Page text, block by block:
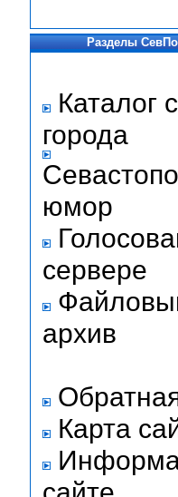
Разделы
Каталог
города
юмор
сервере
архив
Карта